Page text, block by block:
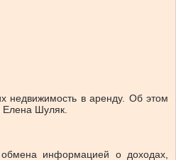
недвижимость в аренду. Об этом
Елена Шуляк.
обмена информацией о доходах,